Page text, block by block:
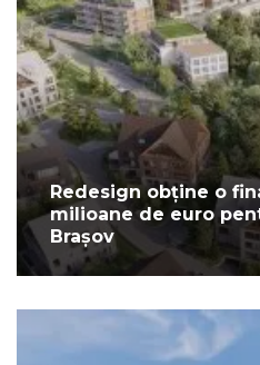
Redesign obține o
milioane de euro
Brașov